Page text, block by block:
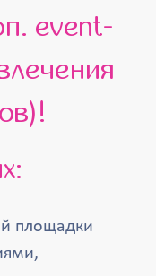
event-
площадки